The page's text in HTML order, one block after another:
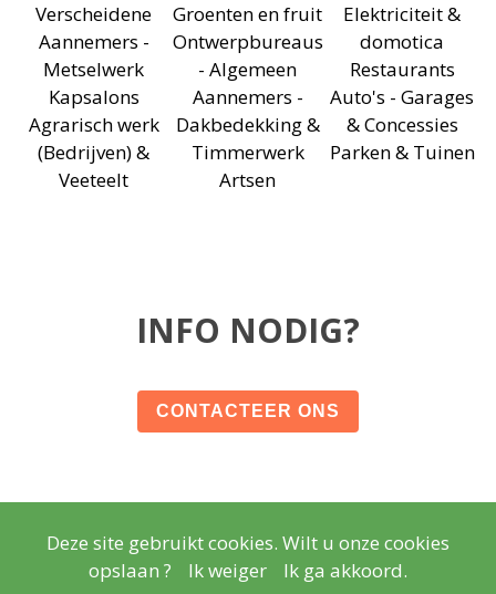
Verscheidene
Aannemers -
Metselwerk
Kapsalons
Agrarisch werk
(Bedrijven) &
Veeteelt
Groenten en fruit
Ontwerpbureaus
- Algemeen
Aannemers -
Dakbedekking &
Timmerwerk
Artsen
Elektriciteit &
domotica
Restaurants
Auto's - Garages
& Concessies
Parken & Tuinen
INFO NODIG?
CONTACTEER ONS
© CopyrightWettelijke vermeldingen - Copyright2026
RealisatieLisara Agency
Deze site gebruikt cookies. Wilt u onze cookies
opslaan ?
Ik weiger Ik ga akkoord.